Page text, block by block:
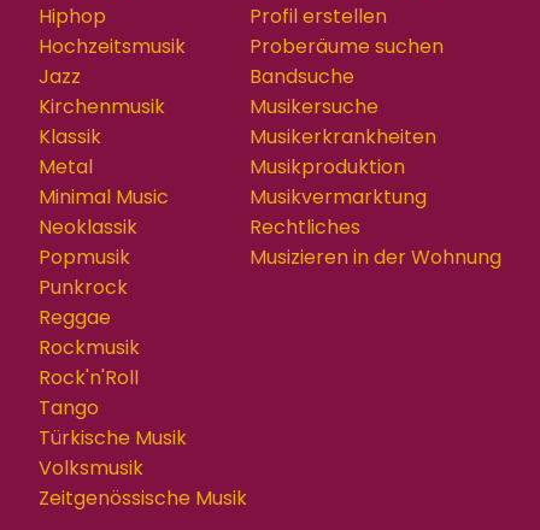
Hiphop
Hochzeitsmusik
Jazz
Kirchenmusik
Klassik
Metal
Minimal Music
Neoklassik
Popmusik
Punkrock
Reggae
Rockmusik
Rock'n'Roll
Tango
Türkische Musik
Volksmusik
Zeitgenössische Musik
Profil erstellen
Proberäume suchen
Bandsuche
Musikersuche
Musikerkrankheiten
Musikproduktion
Musikvermarktung
Rechtliches
Musizieren in der Wohnung